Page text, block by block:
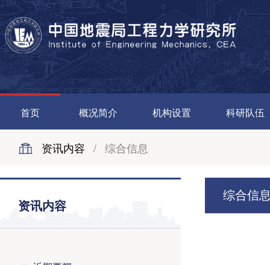
首页 概况简介 机构设置 科研队伍
资讯内容 / 综合信息
资讯内容
综合信